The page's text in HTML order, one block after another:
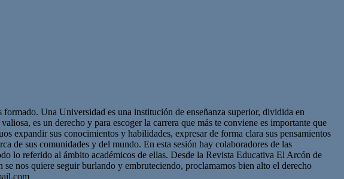
Una Universidad es una institución de enseñanza superior, dividida en
es un derecho y para escoger la carrera que más te conviene es importante que
expandir sus conocimientos y habilidades, expresar de forma clara sus pensamientos
de sus comunidades y del mundo. En esta sesión hay colaboradores de las
lo referido al ámbito académicos de ellas. Desde la Revista Educativa El Arcón de
nos quiere seguir burlando y embruteciendo, proclamamos bien alto el derecho